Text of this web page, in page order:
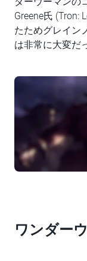
Greene氏 (Tron:
たためグレイン
は非常に大変だ
ワンダー